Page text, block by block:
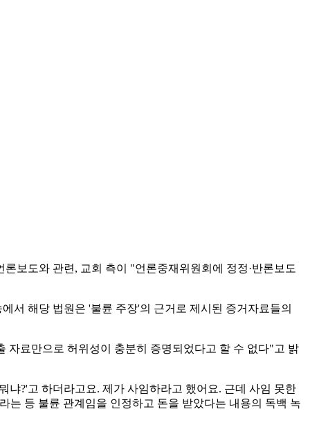
보도와 관련, 교회 측이 "언론중재위원회에 정정·반론보도
서 해당 법원은 '불륜 주장'의 근거로 제시된 증거자료들의
자료만으로 허위성이 충분히 증명되었다고 할 수 없다"고 밝
?'고 하더라고요. 제가 사임하라고 했어요. 근데 사임 못한
는 등 불륜 관계임을 인정하고 돈을 받았다는 내용의 독백 녹